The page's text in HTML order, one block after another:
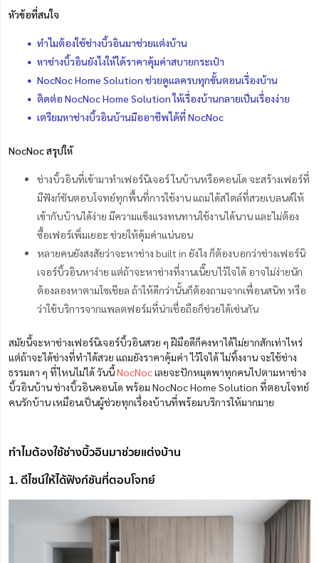
หัวข้อที่สนใจ
ทำไมต้องใช้ช่างบิ้วอินมาช่วยแต่งบ้าน
หาช่างบิ้วอินยังไงให้ได้ราคาคุ้มค่าสบายกระเป๋า
NocNoc Home Solution ช่วยดูแลครบทุกขั้นตอนเรื่องบ้าน
ติดต่อ NocNoc Home Solution ให้เรื่องบ้านกลายเป็นเรื่องง่าย
เตรียมหาช่างบิ้วอินบ้านมืออาชีพได้ที่ NocNoc
NocNoc สรุปให้
ช่างบิ้วอินที่เข้ามาทำเฟอร์นิเจอร์ ในบ้านหรือคอนโด จะสร้างเฟอร์ที่
มีฟังก์ชันตอบโจทย์ทุกพื้นที่การใช้งาน แถมได้สไตล์ที่สวยเบลนด์ให้
เข้ากับบ้านได้ง่าย มีความแข็งแรงทนทานใช้งานได้นาน และไม่ต้อง
ซื้อเฟอร์เพิ่มเยอะ ช่วยให้คุ้มค่าแน่นอน
หลายคนยังสงสัยว่าจะหาช่าง built in ยังไง ก็ต้องบอกว่าช่างเฟอร์นิ
เจอร์บิ้วอินหาง่าย แต่ถ้าจะหาช่างที่งานเนี๊ยบไว้ใจได้ อาจไม่ง่ายนัก
ต้องลองหาตามโซเชียล ถ้าให้ดีกว่านั้นก็ต้องถามจากเพื่อนสนิท หรือ
ว่าใช้บริการจากแพลตฟอร์มที่น่าเชื่อถือก็ช่วยได้เช่นกัน
สมัยนี้จะหาช่างเฟอร์นิเจอร์บิ้วอินสวย ๆ ฝีมือดีก็คงหาได้ไม่ยากสักเท่าไหร่
แต่ถ้าจะได้ช่างที่ทำได้สวย แถมยังราคาคุ้มค่า ไว้ใจได้ ไม่ทิ้งงาน จะใช้ช่าง
ธรรมดา ๆ ที่ไหนไม่ได้ วันนี้NocNocเลยจะปักหมุดพาทุกคนไปตามหาช่าง
บิ้วอินบ้าน ช่างบิ้วอินคอนโด พร้อม NocNoc Home Solution ที่ตอบโจทย์
คนรักบ้าน เหมือนเป็นผู้ช่วยทุกเรื่องบ้านที่พร้อมบริการให้มากมาย
ทำไมต้องใช้ช่างบิ้วอินมาช่วยแต่งบ้าน
1. ดีไซน์ให้ได้ฟังก์ชันที่ตอบโจทย์